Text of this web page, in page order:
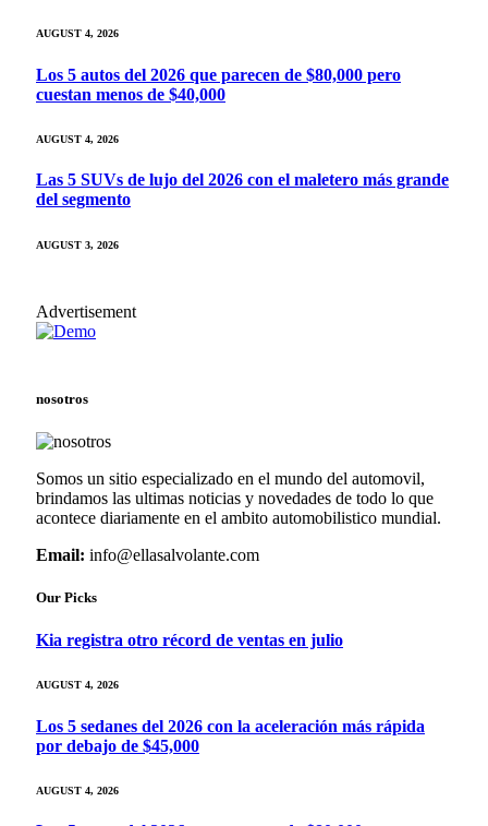
AUGUST 4, 2026
Los 5 autos del 2026 que parecen de $80,000 pero
cuestan menos de $40,000
AUGUST 4, 2026
Las 5 SUVs de lujo del 2026 con el maletero más grande
del segmento
AUGUST 3, 2026
Advertisement
nosotros
Somos un sitio especializado en el mundo del automovil,
brindamos las ultimas noticias y novedades de todo lo que
acontece diariamente en el ambito automobilistico mundial.
Email: info@ellasalvolante.com
Our Picks
Kia registra otro récord de ventas en julio
AUGUST 4, 2026
Los 5 sedanes del 2026 con la aceleración más rápida
por debajo de $45,000
AUGUST 4, 2026